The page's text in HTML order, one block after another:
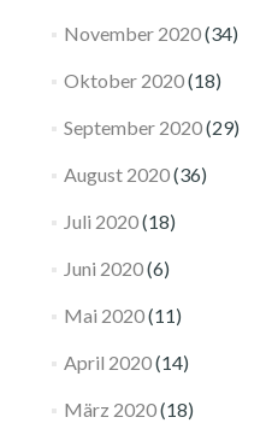
November 2020(34)
Oktober 2020(18)
September 2020(29)
August 2020(36)
Juli 2020(18)
Juni 2020(6)
Mai 2020(11)
April 2020(14)
März 2020(18)